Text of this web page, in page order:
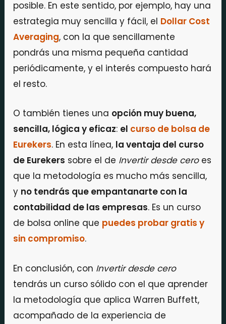
posible. En este sentido, por ejemplo, hay una
estrategia muy sencilla y fácil, el Dollar Cost
Averaging, con la que sencillamente
pondrás una misma pequeña cantidad
periódicamente, y el interés compuesto hará
el resto.
O también tienes una opción muy buena,
sencilla, lógica y eficaz: el curso de bolsa de
Eurekers. En esta línea, la ventaja del curso
de Eurekers sobre el de Invertir desde ceroes
que la metodología es mucho más sencilla,
y no tendrás que empantanarte con la
contabilidad de las empresas. Es un curso
de bolsa online que puedes probar gratis y
sin compromiso.
En conclusión, con Invertir desde cero
tendrás un curso sólido con el que aprender
la metodología que aplica Warren Buffett,
acompañado de la experiencia de